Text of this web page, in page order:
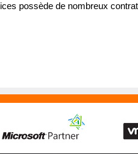
possède de nombreux